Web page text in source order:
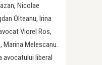
Nicolae
Olteanu, Irina
Viorel Ros,
Marina Melescanu.
avocatului liberal